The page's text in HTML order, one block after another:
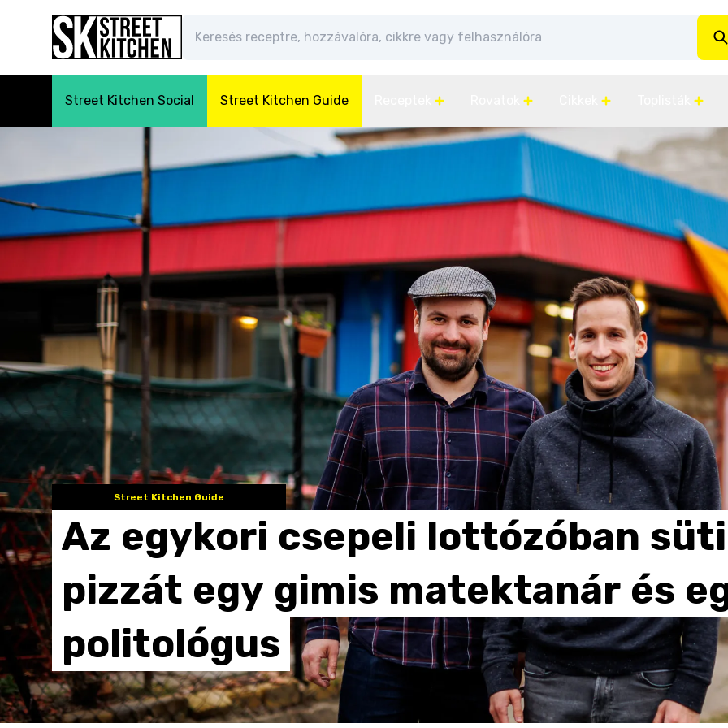
Street Kitchen Social Street Kitchen Guide
Street Kitchen Guide
Az egykori csepeli lottózóban süti
pizzát egy gimis matektanár és
politológus